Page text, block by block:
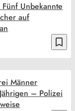
bookmark_border
Unbekannte
auf
Männer
– Polizei